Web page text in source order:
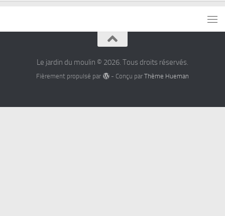
Le jardin du moulin © 2026. Tous droits réservés.
Fièrement propulsé par - Conçu par Thème Hueman